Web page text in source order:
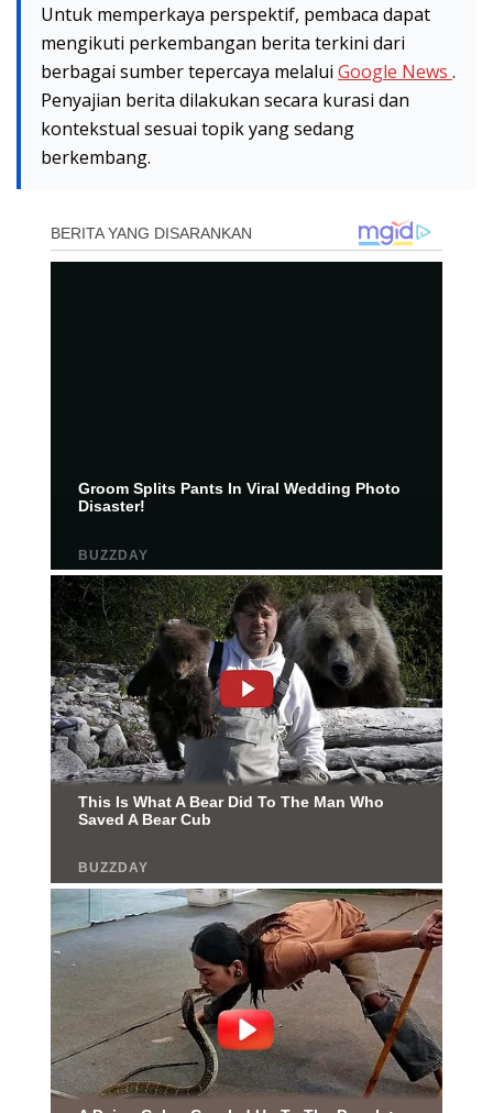
Untuk memperkaya perspektif, pembaca dapat
mengikuti perkembangan berita terkini dari
berbagai sumber tepercaya melalui Google News .
Penyajian berita dilakukan secara kurasi dan
kontekstual sesuai topik yang sedang
berkembang.